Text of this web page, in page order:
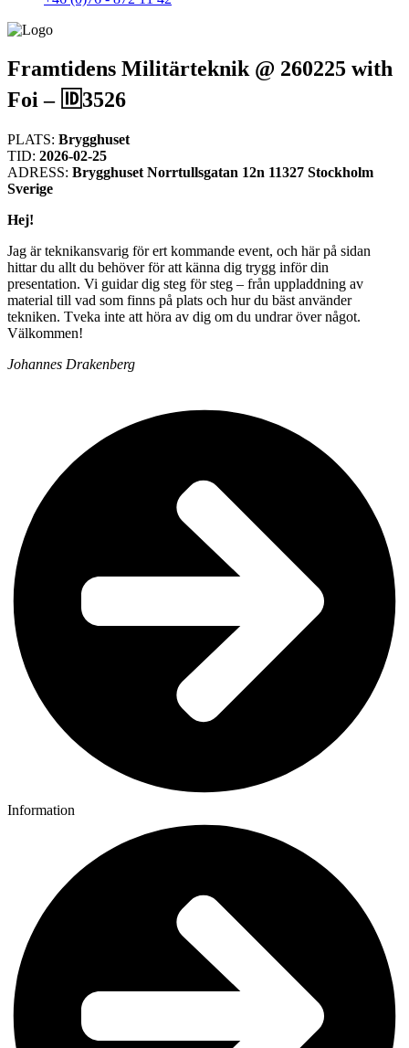
Framtidens Militärteknik @ 260225 with
Foi – 🆔3526
PLATS: Brygghuset
TID: 2026-02-25
ADRESS: Brygghuset Norrtullsgatan 12n 11327 Stockholm
Sverige
Hej!
Jag är teknikansvarig för ert kommande event, och här på sidan
hittar du allt du behöver för att känna dig trygg inför din
presentation. Vi guidar dig steg för steg – från uppladdning av
material till vad som finns på plats och hur du bäst använder
tekniken. Tveka inte att höra av dig om du undrar över något.
Välkommen!
Johannes Drakenberg
Information